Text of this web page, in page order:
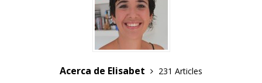
Acerca de Elisabet
231 Articles